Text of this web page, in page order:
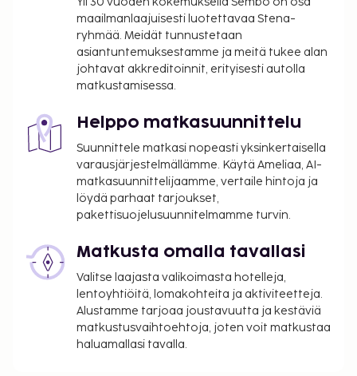
palvelut ja grilli. Grand Hôtel Mölle tarjoaa
asiakkailleen ravintolan ja välipalabaarin/delin.
Baarissa voit nauttia raikasta juotavaa. Ilmainen
buffetaamiainen tarjoillaan arkipäivisin klo 7.30–
9.30 ja viikonloppuisin klo 8.00–10.30.
Lisävuode: 650.00 SEK per yö
Yllä oleva luettelo ei ehkä kata kaikkea. Maksut ja
takuumaksut eivät välttämättä sisällä veroja, ja ne
saattavat muuttua.
Golfin tiiajat tulee varata etukäteen. Varauksen
voi tehdä ottamalla majoituspaikkaan yhteyttä
ennen saapumista soittamalla
varausvahvistuksessa olevaan numeroon.
Kaikki maksut voidaan maksaa käteisettömillä
maksutavoilla.
maailmanlaajuisesti luotettavaa Stena-
ryhmää. Meidät tunnustetaan
asiantuntemuksestamme ja meitä tukee alan
johtavat akkreditoinnit, erityisesti autolla
matkustamisessa.
Helppo matkasuunnittelu
Suunnittele matkasi nopeasti yksinkertaisella
varausjärjestelmällämme. Käytä Ameliaa, AI-
matkasuunnittelijaamme, vertaile hintoja ja
löydä parhaat tarjoukset,
pakettisuojelusuunnitelmamme turvin.
Matkusta omalla tavallasi
Valitse laajasta valikoimasta hotelleja,
lentoyhtiöitä, lomakohteita ja aktiviteetteja.
Alustamme tarjoaa joustavuutta ja kestäviä
matkustusvaihtoehtoja, joten voit matkustaa
haluamallasi tavalla.